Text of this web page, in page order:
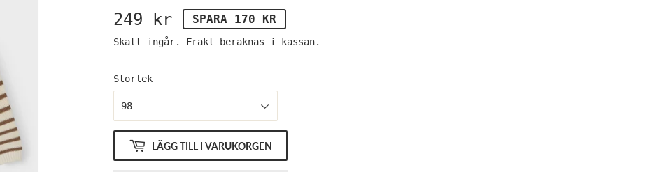
249 kr 249
kr
SPARA 170 KR
Skatt ingår. Frakt beräknas i kassan.
Storlek
LÄGG TILL I VARUKORGEN